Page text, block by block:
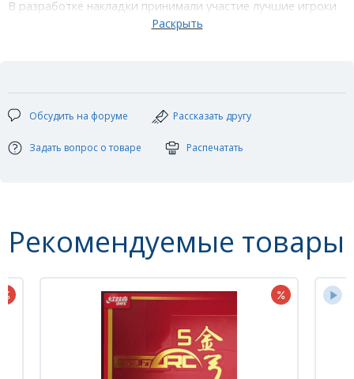
В разработке накладки принимали участие лучшие игроки
фирмы DHS Ма Лонг и Ван Лицинь.
Цвет: красный / черный
Толщина губки: max
Жесткость губки: 47,5°
Тип: гладкая
Обсудить на форуме Рассказать другу
Задать вопрос о товаре Распечатать
Рекомендуемые товары